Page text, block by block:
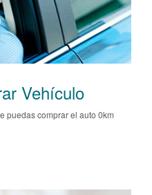
Vehículo
puedas comprar el auto 0km